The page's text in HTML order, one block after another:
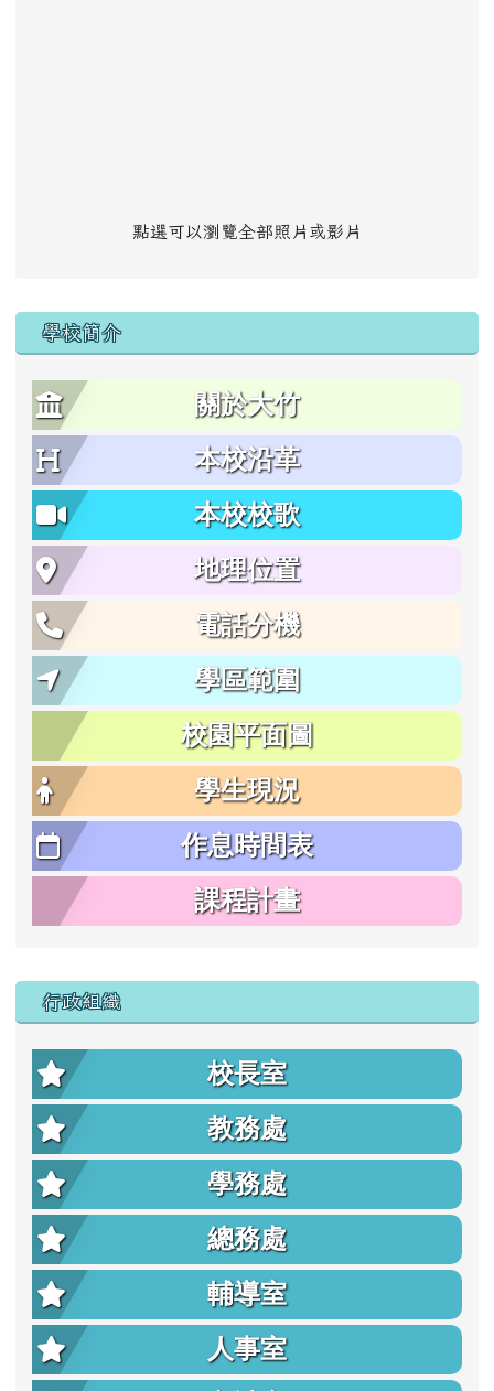
點選可以瀏覽全部照片或影片
學校簡介
關於大竹
本校沿革
本校校歌
地理位置
電話分機
學區範圍
校園平面圖
學生現況
作息時間表
課程計畫
行政組織
校長室
教務處
學務處
總務處
輔導室
人事室